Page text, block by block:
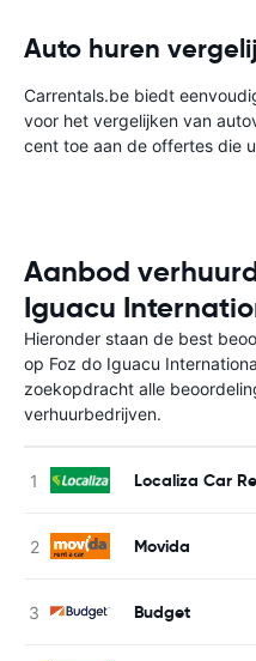
Auto huren
Carrentals.be biedt
voor het vergelijken van
cent toe aan de offertes die
Aanbod
Iguacu
Hieronder staan de best
op Foz do Iguacu
zoekopdracht alle
verhuurbedrijven.
Localiza Car
Movida
Budget